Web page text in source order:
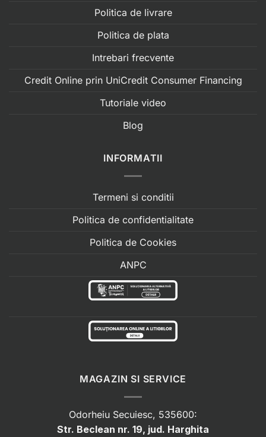
Politica de livrare
Politica de plata
Intrebari frecvente
Credit Online prin UniCredit Consumer Financing
Tutoriale video
Blog
INFORMATII
Termeni si conditii
Politica de confidentialitate
Politica de Cookies
ANPC
MAGAZIN SI SERVICE
Odorheiu Secuiesc, 535600:
Str. Beclean nr. 19, jud. Harghita